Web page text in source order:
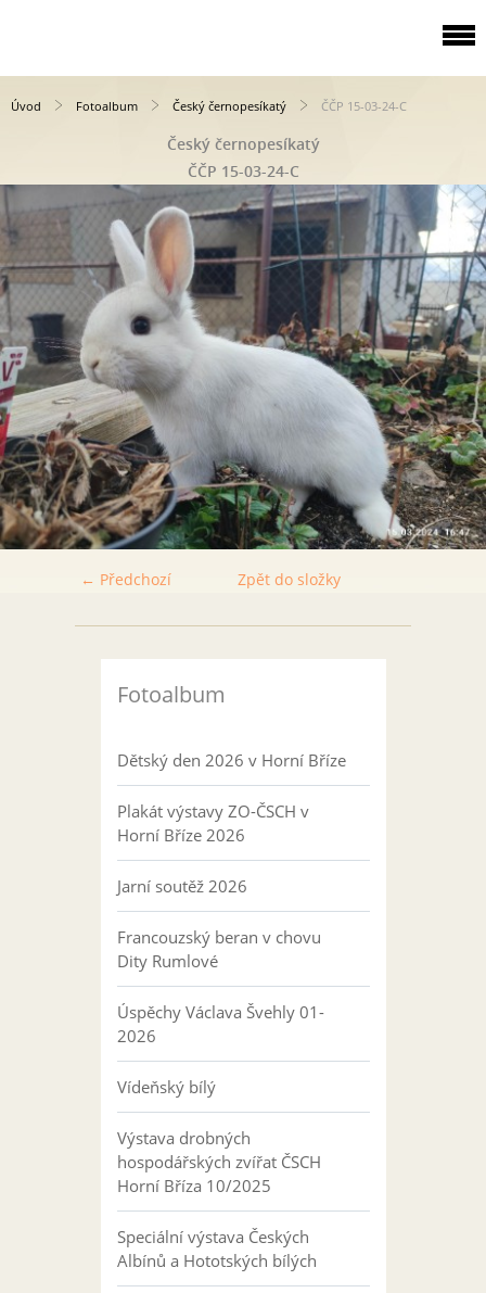
Úvod Fotoalbum Český černopesíkatý ČČP 15-03-24-C
Český černopesíkatý
ČČP 15-03-24-C
← Předchozí Zpět do složky
Fotoalbum
Dětský den 2026 v Horní Bříze
Plakát výstavy ZO-ČSCH v
Horní Bříze 2026
Jarní soutěž 2026
Francouzský beran v chovu
Dity Rumlové
Úspěchy Václava Švehly 01-
2026
Vídeňský bílý
Výstava drobných
hospodářských zvířat ČSCH
Horní Bříza 10/2025
Speciální výstava Českých
Albínů a Hototských bílých